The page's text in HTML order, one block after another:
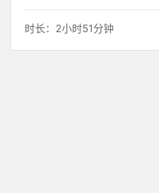
时长：2小时51分钟